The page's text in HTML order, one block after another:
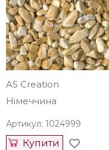
AS Creation
Німеччина
Артикул: 1024999
Купити